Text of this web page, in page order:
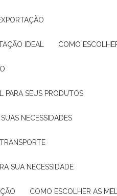
IDEAL COMO
PARA SEUS PRODUTOS
NECESSIDADES
SUA NECESSIDADE
COMO ESCOLHER AS